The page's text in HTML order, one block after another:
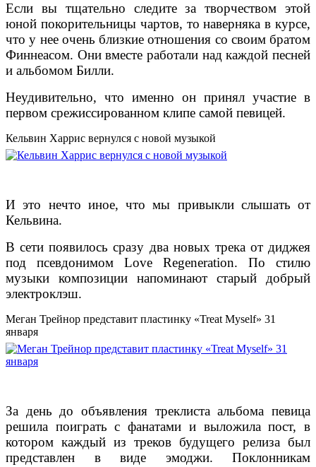
Если вы тщательно следите за творчеством этой
юной покорительницы чартов, то наверняка в курсе,
что у нее очень близкие отношения со своим братом
Финнеасом. Они вместе работали над каждой песней
и альбомом Билли.
Неудивительно, что именно он принял участие в
первом срежиссированном клипе самой певицей.
Кельвин Харрис вернулся с новой музыкой
И это нечто иное, что мы привыкли слышать от
Кельвина.
В сети появилось сразу два новых трека от диджея
под псевдонимом Love Regeneration. По стилю
музыки композиции напоминают старый добрый
электроклэш.
Меган Трейнор представит пластинку «Treat Myself» 31
января
За день до объявления треклиста альбома певица
решила поиграть с фанатами и выложила пост, в
котором каждый из треков будущего релиза был
представлен в виде эмоджи. Поклонникам